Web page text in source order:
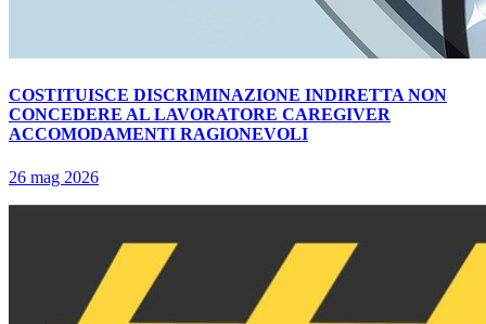
COSTITUISCE DISCRIMINAZIONE INDIRETTA NON
CONCEDERE AL LAVORATORE CAREGIVER
ACCOMODAMENTI RAGIONEVOLI
26 mag 2026